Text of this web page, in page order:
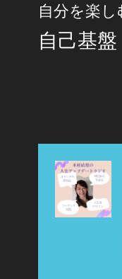
自分を楽し
自己基盤